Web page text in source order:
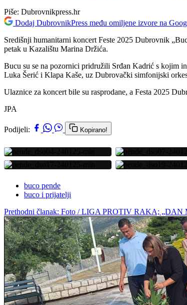
Piše: Dubrovnikpress.hr
Dodaj DubrovnikPress među omiljene izvore na
Središnji humanitarni koncert Feste 2025 Dubrovnik
petak u Kazalištu Marina Držića.
Bucu su se na pozornici pridružili Srđan Kadrić s kojim
Luka Šerić i Klapa Kaše, uz Dubrovački simfonijski
Ulaznice za koncert bile su rasprodane, a Festa 2025
JPA
Podijeli: Kopirano!
buco pende
buco i prijatelji
Prethodni članak: Foto / LIGA PROTIV RAKA; „DAN